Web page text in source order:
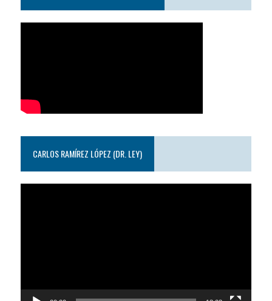
CARLOS RAMÍREZ LÓPEZ (DR. LEY)